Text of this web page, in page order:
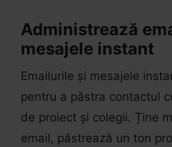
Administrează
mesajele instant
Emailurile și mesajele
pentru a păstra contactul
de proiect și colegii. Ține
email, păstrează un ton